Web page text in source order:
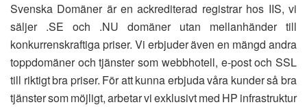
Svenska Domäner är en ackrediterad registrar hos IIS, vi
säljer .SE och .NU domäner utan mellanhänder till
konkurrenskraftiga priser. Vi erbjuder även en mängd andra
toppdomäner och tjänster som webbhotell, e-post och SSL
till riktigt bra priser. För att kunna erbjuda våra kunder så bra
tjänster som möjligt, arbetar vi exklusivt med HP infrastruktur